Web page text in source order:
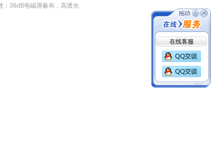
：36dB电磁屏蔽布，高透光
在线客服